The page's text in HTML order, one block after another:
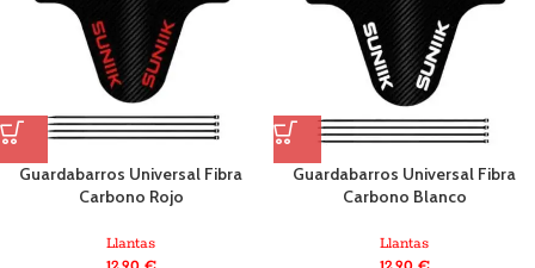
Guardabarros Universal Fibra
Carbono Rojo
Llantas
Guardabarros Universal Fibra
Carbono Blanco
Llantas